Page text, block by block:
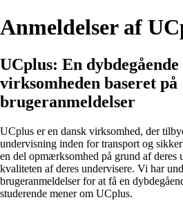
Anmeldelser af
UCplus: En dybdegående
virksomheden baseret på
brugeranmeldelser
UCplus er en dansk virksomhed, der
undervisning inden for transport og
en del opmærksomhed på grund af deres
kvaliteten af deres undervisere. Vi har
brugeranmeldelser for at få en
studerende mener om UCplus.